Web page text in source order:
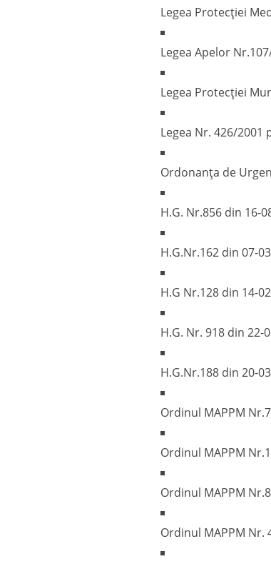
Legea Protecției
Legea Apelor
Legea Protecției
Legea Nr. 426/
Ordonanța de
H.G. Nr.856 din 16-
H.G.Nr.162 din 07-
H.G Nr.128 din 14-
H.G. Nr. 918 din
H.G.Nr.188 din 20-
Ordinul MAPPM
Ordinul MAPPM
Ordinul MAPPM
Ordinul MAPPM